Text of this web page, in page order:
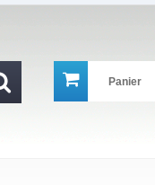
Panier